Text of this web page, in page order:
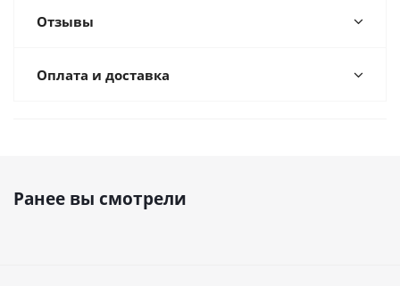
Отзывы
Оплата и доставка
Ранее вы смотрели